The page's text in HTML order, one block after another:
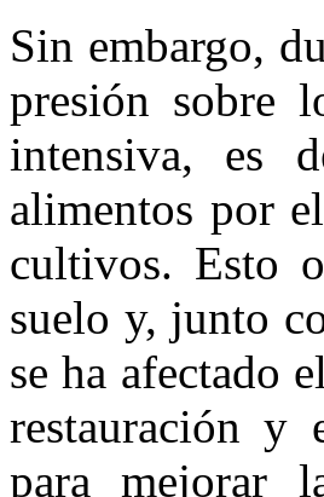
Sin embargo,
presión sobre
intensiva, es
alimentos por
cultivos. Esto
suelo y, junto
se ha afectado
restauración y
para mejorar